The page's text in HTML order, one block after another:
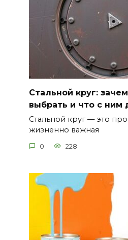
Стальной круг:
выбрать и что с ним
Стальной круг — это
жизненно важная
0 228